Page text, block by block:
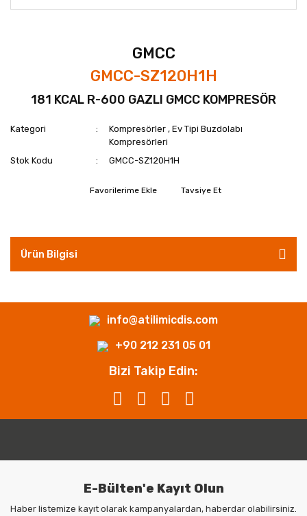
GMCC
GMCC-SZ120H1H
181 KCAL R-600 GAZLI GMCC KOMPRESÖR
Kategori Kompresörler ,Ev Tipi Buzdolabı
Kompresörleri
Stok Kodu
GMCC-SZ120H1H
Tavsiye Et
Ürün Bilgisi
info@atilimicdis.com
+90 212 231 05 01
Bizi Takip Edin:
E-Bülten'e Kayıt Olun
Haber listemize kayıt olarak kampanyalardan, haberdar olabilirsiniz.